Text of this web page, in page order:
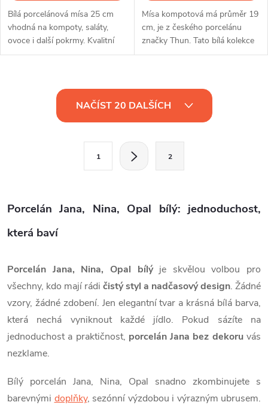
Bílá porcelánová mísa 25 cm
vhodná na kompoty, saláty,
ovoce i další pokrmy. Kvalitní
český porcelán Thun pro
Mísa kompotová má průměr 19
cm, je z českého porcelánu
značky Thun. Tato bílá kolekce
tvaru Jana patří mezi velmi
a
c
í
p
r
v
k
y
NAČÍST 20 DALŠÍCH
á
n
k
v
á
n
í
1 2
Porcelán Jana, Nina, Opal bílý: jednoduchost,
která baví
Porcelán Jana, Nina, Opal bílýje skvělou volbou pro
všechny, kdo mají rádi čistý styl a nadčasový design. Žádné
vzory, žádné zdobení. Jen elegantní tvar a krásná bílá barva,
která nechá vyniknout každé jídlo. Pokud sázíte na
jednoduchost a praktičnost, porcelán Jana bez dekoruvás
nezklame.
Bílý porcelán Jana, Nina, Opal snadno zkombinujete s
barevnými doplňky, sezónní výzdobou i výrazným ubrusem.